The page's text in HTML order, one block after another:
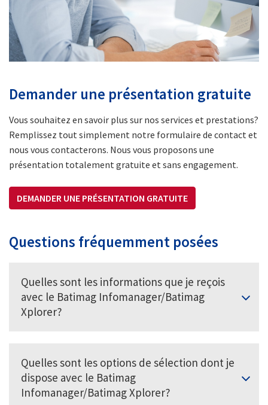
Demander une présentation gratuite
Vous souhaitez en savoir plus sur nos services et prestations?
Remplissez tout simplement notre formulaire de contact et
nous vous contacterons. Nous vous proposons une
présentation totalement gratuite et sans engagement.
DEMANDER UNE PRÉSENTATION GRATUITE
Questions fréquemment posées
Quelles sont les informations que je reçois
avec le Batimag Infomanager/Batimag
Xplorer?
recevez toutes les demandes de permis de
construire, les autorisations de construire, les
appels d’offres (soumissions) en Suisse ainsi que les
Quelles sont les options de sélection dont je
dispose avec le Batimag
Infomanager/Batimag Xplorer?